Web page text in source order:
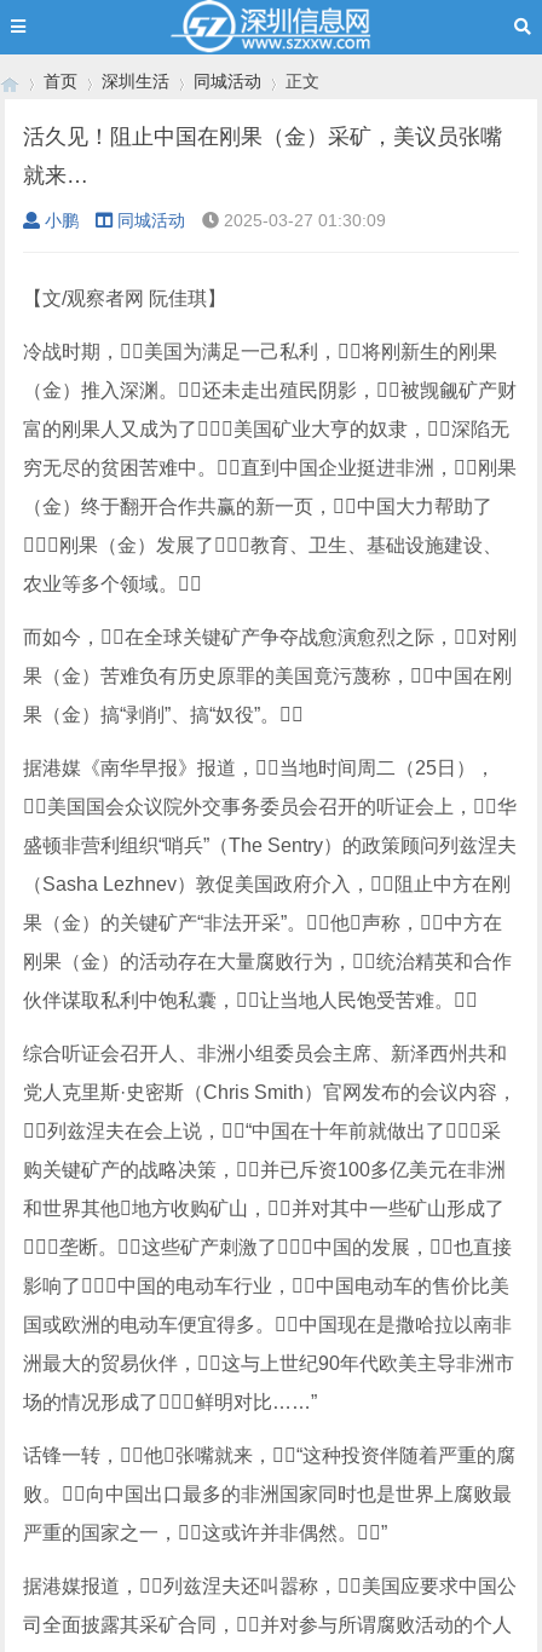
›
首页
›
深圳生活 同城活动 正文
活久见！阻止中国在刚果（金）采矿，美议员张嘴
就来…
小鹏 同城活动 2025-03-27 01:30:09
【文/观察者网 阮佳琪】
冷战时期，美国为满足一己私利，将刚新生的刚果
（金）推入深渊。还未走出殖民阴影，被觊觎矿产财
富的刚果人又成为了美国矿业大亨的奴隶，深陷无
穷无尽的贫困苦难中。直到中国企业挺进非洲，刚果
（金）终于翻开合作共赢的新一页，中国大力帮助了
刚果（金）发展了教育、卫生、基础设施建设、
农业等多个领域。
而如今，在全球关键矿产争夺战愈演愈烈之际，对刚
果（金）苦难负有历史原罪的美国竟污蔑称，中国在刚
果（金）搞“剥削”、搞“奴役”。
据港媒《南华早报》报道，当地时间周二（25日），
美国国会众议院外交事务委员会召开的听证会上，华
盛顿非营利组织“哨兵”（The Sentry）的政策顾问列兹涅夫
（Sasha Lezhnev）敦促美国政府介入，阻止中方在刚
果（金）的关键矿产“非法开采”。他声称，中方在
刚果（金）的活动存在大量腐败行为，统治精英和合作
伙伴谋取私利中饱私囊，让当地人民饱受苦难。
综合听证会召开人、非洲小组委员会主席、新泽西州共和
党人克里斯·史密斯（Chris Smith）官网发布的会议内容，
列兹涅夫在会上说，“中国在十年前就做出了采
购关键矿产的战略决策，并已斥资100多亿美元在非洲
和世界其他地方收购矿山，并对其中一些矿山形成了
垄断。这些矿产刺激了中国的发展，也直接
影响了中国的电动车行业，中国电动车的售价比美
国或欧洲的电动车便宜得多。中国现在是撒哈拉以南非
洲最大的贸易伙伴，这与上世纪90年代欧美主导非洲市
场的情况形成了鲜明对比……”
话锋一转，他张嘴就来，“这种投资伴随着严重的腐
败。向中国出口最多的非洲国家同时也是世界上腐败最
严重的国家之一，这或许并非偶然。”
据港媒报道，列兹涅夫还叫嚣称，美国应要求中国公
司全面披露其采矿合同，并对参与所谓腐败活动的个人